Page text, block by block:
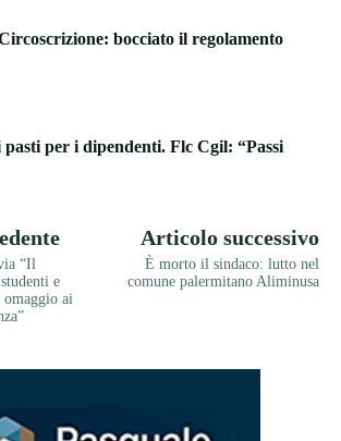
bocciato il regolamento
per i dipendenti. Flc Cgil: “Passi
“Il
e
ai
Articolo successivo
È morto il sindaco: lutto nel
comune palermitano Aliminusa